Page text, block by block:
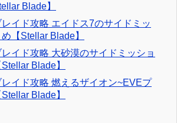
Blade】
イド攻略 エイドス7のサイドミッ
【Stellar Blade】
イド攻略 大砂漠のサイドミッショ
Blade】
レイド攻略 燃えるザイオン~EVEプ
Blade】